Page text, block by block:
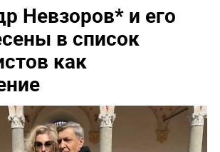
Невзоров* и его
в список
как